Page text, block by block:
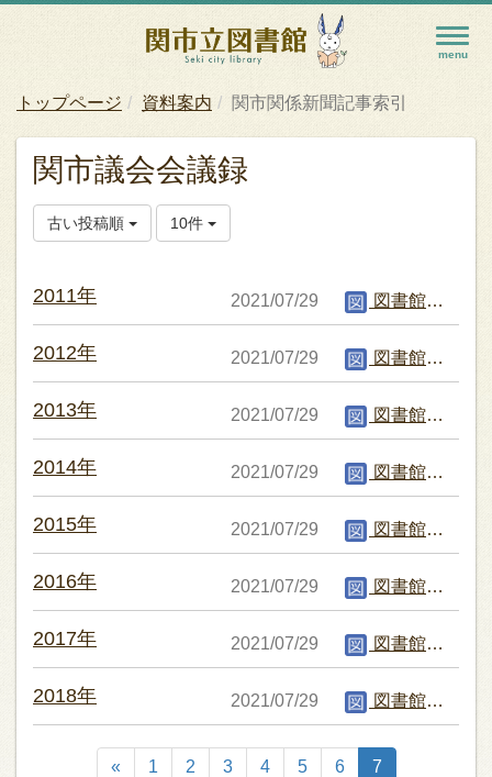
トップページ 資料案内 関市関係新聞記事索引
関市議会会議録
古い投稿順 10件
2011年 2021/07/29 図書館編集者
2012年 2021/07/29 図書館編集者
2013年 2021/07/29 図書館編集者
2014年 2021/07/29 図書館編集者
2015年 2021/07/29 図書館編集者
2016年 2021/07/29 図書館編集者
2017年 2021/07/29 図書館編集者
2018年 2021/07/29 図書館編集者
« 1 2 3 4 5 6 7